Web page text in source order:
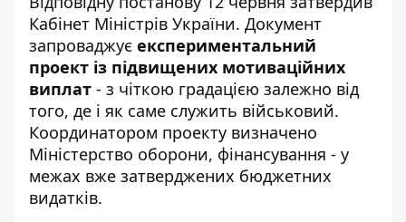
Кабінет Міністрів України. Документ
запроваджує експериментальний
проект із підвищених мотиваційних
виплат - з чіткою градацією залежно від
того, де і як саме служить військовий.
Координатором проекту визначено
Міністерство оборони, фінансування - у
межах вже затверджених бюджетних
видатків.